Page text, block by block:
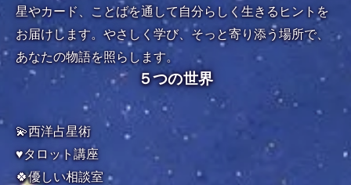
星やカード、ことばを通して自分らしく生きるヒントを
お届けします。やさしく学び、そっと寄り添う場所で、
あなたの物語を照らします。
５つの世界
💫西洋占星術
♥️タロット講座
🍀優しい相談室